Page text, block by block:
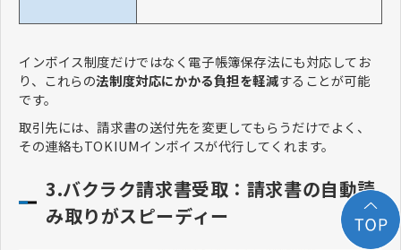
インボイス制度だけではなく電子帳簿保存法にも対応してお
り、これらの法制度対応にかかる負担を軽減することが可能
です。
取引先には、請求書の送付先を変更してもらうだけでよく、
その連絡もTOKIUMインボイスが代行してくれます。
3.バクラク請求書受取：請求書の自動読
み取りがスピーディー